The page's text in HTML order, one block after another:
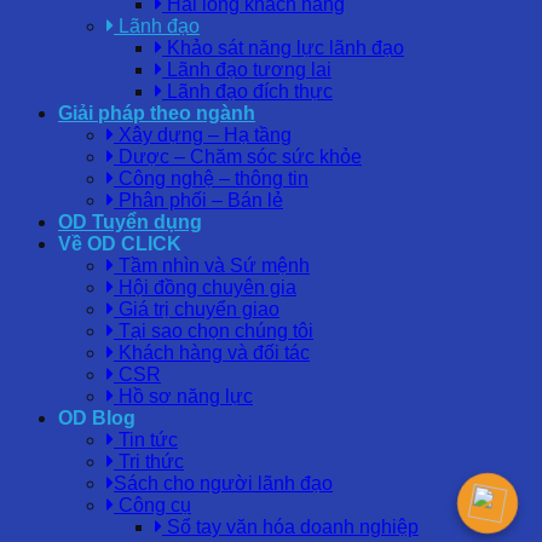
Hài lòng khách hàng
Lãnh đạo
Khảo sát năng lực lãnh đạo
Lãnh đạo tương lai
Lãnh đạo đích thực
Giải pháp theo ngành
Xây dựng – Hạ tầng
Dược – Chăm sóc sức khỏe
Công nghệ – thông tin
Phân phối – Bán lẻ
OD Tuyển dụng
Về OD CLICK
Tầm nhìn và Sứ mệnh
Hội đồng chuyên gia
Giá trị chuyển giao
Tại sao chọn chúng tôi
Khách hàng và đối tác
CSR
Hồ sơ năng lực
OD Blog
Tin tức
Tri thức
Sách cho người lãnh đạo
Công cụ
Sổ tay văn hóa doanh nghiệp